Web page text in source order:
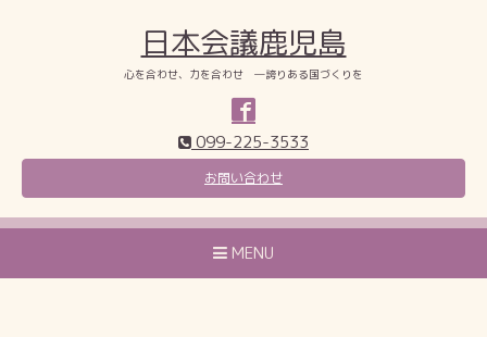
日本会議鹿児島
心を合わせ、力を合わせ ―誇りある国づくりを
099-225-3533
お問い合わせ
MENU